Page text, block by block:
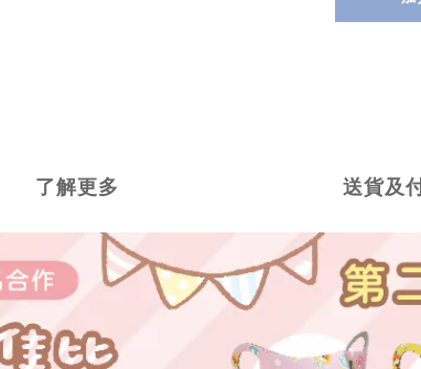
了解更多 送貨及